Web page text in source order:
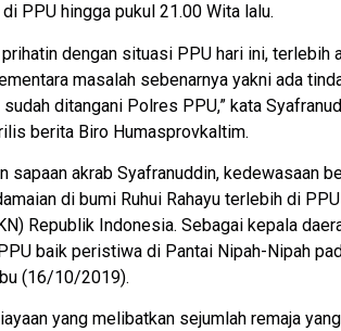
PPU hingga pukul 21.00 Wita lalu.
prihatin dengan situasi PPU hari ini,
masalah sebenarnya yakni ada
sudah ditangani Polres PPU,” kata
berita Biro Humasprovkaltim.
sapaan akrab Syafranuddin, kedewasaan
di bumi Ruhui Rahayu terlebih di
Republik Indonesia. Sebagai kepala
baik peristiwa di Pantai Nipah-Nipah
(16/10/2019).
yang melibatkan sejumlah remaja